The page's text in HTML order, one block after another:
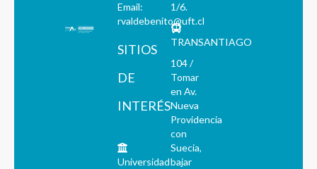
Email:
rvaldebenito@uft.cl
SITIOS
DE
INTERÉS
Universidad
1/6.
TRANSANTIAGO
104 /
Tomar
en Av.
Nueva
Providencia
con
Suecia,
bajar